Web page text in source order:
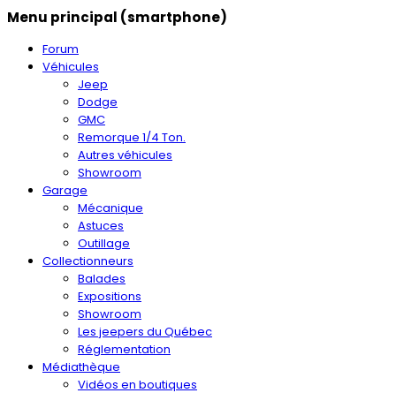
Menu principal (smartphone)
Forum
Véhicules
Jeep
Dodge
GMC
Remorque 1/4 Ton.
Autres véhicules
Showroom
Garage
Mécanique
Astuces
Outillage
Collectionneurs
Balades
Expositions
Showroom
Les jeepers du Québec
Réglementation
Médiathèque
Vidéos en boutiques